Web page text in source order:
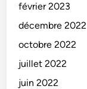
février 2023
décembre 2022
octobre 2022
juillet 2022
juin 2022